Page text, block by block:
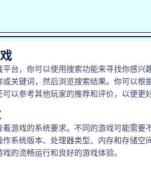
台，你可以使用搜索功能来寻找你感兴
关键词，然后浏览搜索结果。你可以根
以参考其他玩家的推荐和评价，以便更
游戏的系统要求。不同的游戏可能需要
系统版本、处理器类型、内存和存储空
的流畅运行和良好的游戏体验。